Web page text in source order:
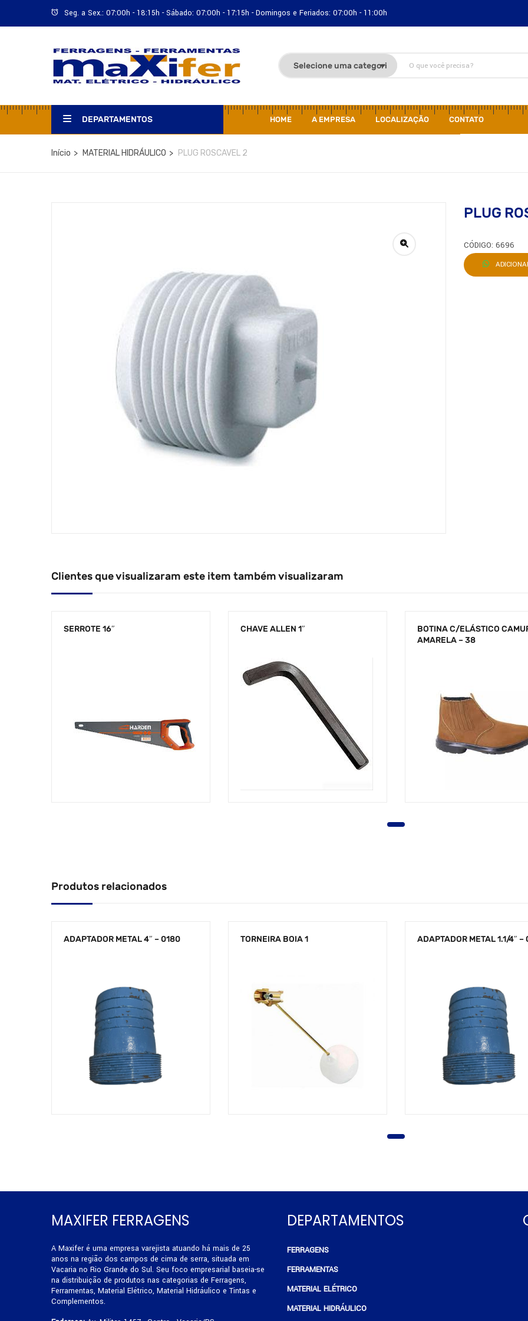
Seg. a Sex.: 07:00h - 18:15h - Sábado: 07:00h - 17:15h - Domingos e Feriados: 07:00h - 11:00h
DEPARTAMENTOS HOME A EMPRESA LOCALIZAÇÃO CONTATO
Início MATERIAL HIDRÁULICO PLUG ROSCAVEL 2
PLUG
CÓDIGO: 6696
Clientes que visualizaram este item também visualizaram
SERROTE 16″ CHAVE ALLEN 1″
BOTINA C/ELÁSTICO
AMARELA – 38
Produtos relacionados
ADAPTADOR METAL 4″ – 0180 TORNEIRA BOIA 1 ADAPTADOR METAL 1.1/4″ –
MAXIFER FERRAGENS
A Maxifer é uma empresa varejista atuando há mais de 25
anos na região dos campos de cima de serra, situada em
Vacaria no Rio Grande do Sul. Seu foco empresarial baseia-se
na distribuição de produtos nas categorias de Ferragens,
Ferramentas, Material Elétrico, Material Hidráulico e Tintas e
Complementos.
DEPARTAMENTOS
FERRAGENS
FERRAMENTAS
MATERIAL ELÉTRICO
MATERIAL HIDRÁULICO